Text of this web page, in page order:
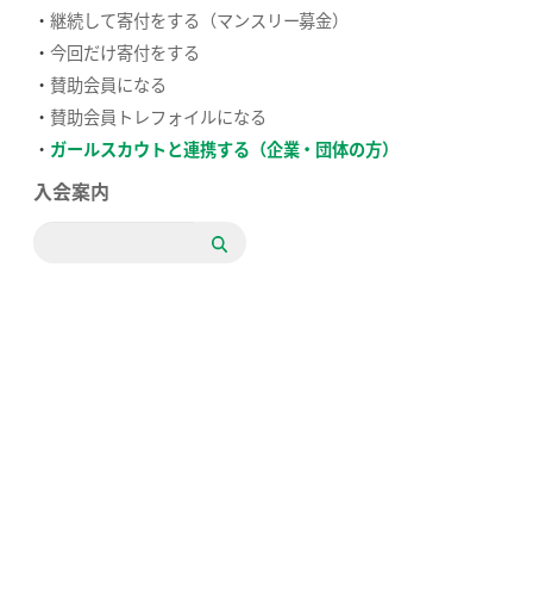
継続して寄付をする（マンスリー募金）
今回だけ寄付をする
賛助会員になる
賛助会員トレフォイルになる
ガールスカウトと連携する（企業・団体の方）
入会案内